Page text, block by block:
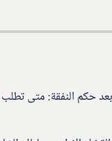
حكم النفقة: متى تطلب